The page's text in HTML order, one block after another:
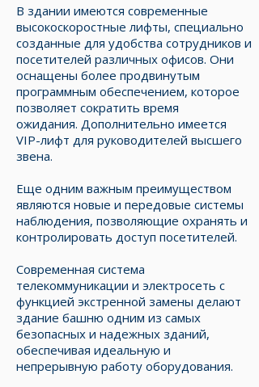
В здании имеются современные
высокоскоростные лифты, специально
созданные для удобства сотрудников и
посетителей различных офисов. Они
оснащены более продвинутым
программным обеспечением, которое
позволяет сократить время
ожидания. Дополнительно имеется
VIP-лифт для руководителей высшего
звена.
Еще одним важным преимуществом
являются новые и передовые системы
наблюдения, позволяющие охранять и
контролировать доступ посетителей.
Современная система
телекоммуникации и электросеть с
функцией экстренной замены делают
здание башню одним из самых
безопасных и надежных зданий,
обеспечивая идеальную и
непрерывную работу оборудования.